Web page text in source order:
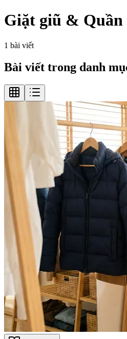
Giặt giũ & Quần
1 bài viết
Bài viết trong danh